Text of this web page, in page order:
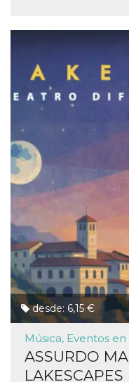
desde: 6,15 €
Música, Eventos
ASSURDO
LAKESCAPES